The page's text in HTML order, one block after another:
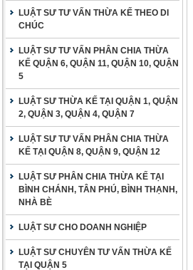
LUẬT SƯ TƯ VẤN THỪA KẾ THEO DI
CHÚC
LUẬT SƯ TƯ VẤN PHÂN CHIA THỪA
KẾ QUẬN 6, QUẬN 11, QUẬN 10, QUẬN
5
LUẬT SƯ THỪA KẾ TẠI QUẬN 1, QUẬN
2, QUẬN 3, QUẬN 4, QUẬN 7
LUẬT SƯ TƯ VẤN PHÂN CHIA THỪA
KẾ TẠI QUẬN 8, QUẬN 9, QUẬN 12
LUẬT SƯ PHÂN CHIA THỪA KẾ TẠI
BÌNH CHÁNH, TÂN PHÚ, BÌNH THẠNH,
NHÀ BÈ
LUẬT SƯ CHO DOANH NGHIỆP
LUẬT SƯ CHUYÊN TƯ VẤN THỪA KẾ
TẠI QUẬN 5